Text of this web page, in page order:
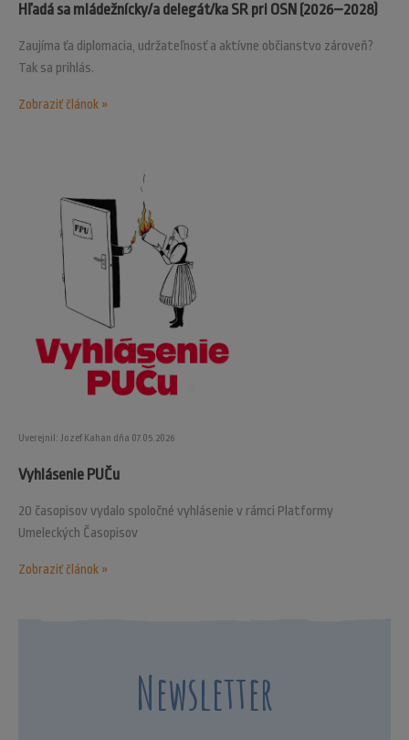
Hľadá sa mládežnícky/a delegát/ka SR pri OSN (2026–2028)
Zaujíma ťa diplomacia, udržateľnosť a aktívne občianstvo zároveň?
Tak sa prihlás.
Zobraziť článok »
Uverejnil: Jozef Kahan dňa 07.05.2026
Vyhlásenie PUČu
20 časopisov vydalo spoločné vyhlásenie v rámci Platformy
Umeleckých Časopisov
Zobraziť článok »
Newsletter